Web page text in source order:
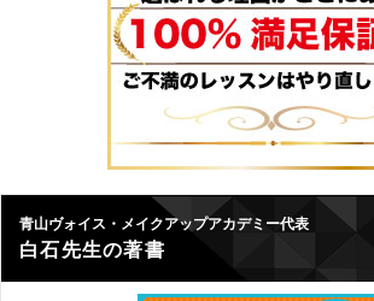
青山ヴォイス・メイクアップアカデミー代表
白石先生の著書